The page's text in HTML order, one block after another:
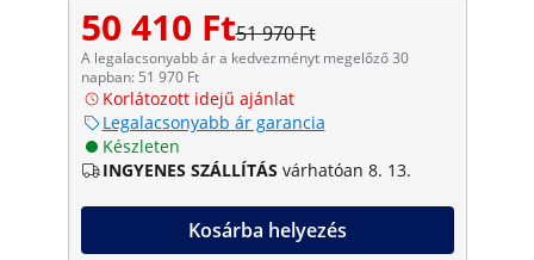
50 410 Ft51 970 Ft
A legalacsonyabb ár a kedvezményt megelőző 30
napban: 51 970 Ft
Korlátozott idejű ajánlat
Legalacsonyabb ár garancia
Készleten
INGYENES SZÁLLÍTÁS várhatóan 8. 13.
Kosárba helyezés